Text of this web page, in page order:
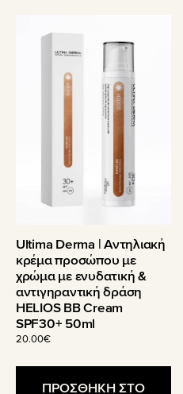
Ultima Derma | Αντηλιακή
κρέμα προσώπου με
χρώμα με ενυδατική &
αντιγηραντική δράση
HELIOS BB Cream
SPF30+ 50ml
20.00€
ΠΡΟΣΘΗΚΗ ΣΤΟ